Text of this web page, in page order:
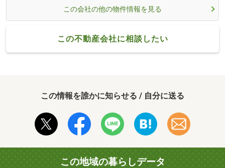
この会社の他の物件情報を見る
この不動産会社に相談したい
この情報を誰かに知らせる / 自分に送る
この地域の暮らしデータ